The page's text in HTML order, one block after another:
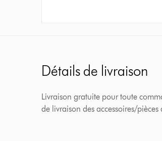
Détails de livraison
Livraison gratuite pour toute
de livraison des accessoires/